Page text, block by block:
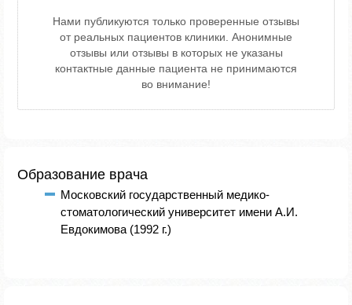
Нами публикуются только проверенные отзывы
от реальных пациентов клиники. Анонимные
отзывы или отзывы в которых не указаны
контактные данные пациента не принимаются
во внимание!
Образование врача
Московский государственный медико-
стоматологический университет имени А.И.
Евдокимова (1992 г.)